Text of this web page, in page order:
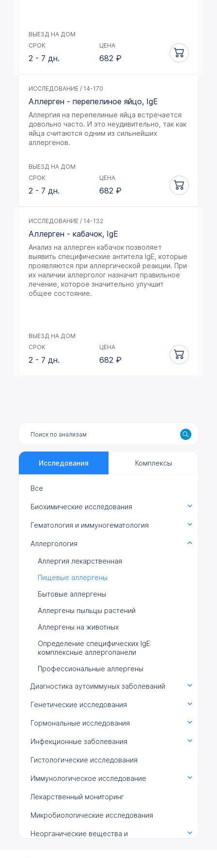
ВЫЕЗД НА ДОМ
СРОК
2 - 7 дн.
ЦЕНА
682 ₽
ИССЛЕДОВАНИЕ / 14-170
Аллерген - перепелиное яйцо, IgE
Аллергия на перепелиные яйца встречается
довольно часто. И это неудивительно, так как
яйца считаются одним из сильнейших
аллергенов.
ВЫЕЗД НА ДОМ
СРОК
2 - 7 дн.
ЦЕНА
682 ₽
ИССЛЕДОВАНИЕ / 14-132
Аллерген - кабачок, IgE
Анализ на аллерген кабачок позволяет
выявить специфические антитела IgE, которые
проявляются при аллергической реакции. При
их наличии аллерголог назначит правильное
лечение, которое значительно улучшит
общее состояние.
ВЫЕЗД НА ДОМ
СРОК
2 - 7 дн.
ЦЕНА
682 ₽
Исследования Комплексы
Все
Биохимические исследования
Гематология и иммуногематология
Аллергология
Аллергия лекарственная
Пищевые аллергены
Бытовые аллергены
Аллергены пыльцы растений
Аллергены на животных
Определение специфических IgE:
комплексные аллергопанели
Профессиональные аллергены
Диагностика аутоиммуных заболеваний
Генетические исследования
Гормональные исследования
Инфекционные заболевания
Гистологические исследования
Иммунологическое исследование
Лекарственный мониторинг
Микробиологические исследования
Неорганические вещества и